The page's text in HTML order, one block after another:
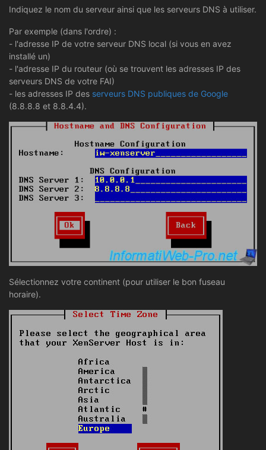
Indiquez le nom du serveur ainsi que les serveurs DNS à utiliser.
Par exemple (dans l'ordre) :
- l'adresse IP de votre serveur DNS local (si vous en avez
installé un)
- l'adresse IP du routeur (où se trouvent les adresses IP des
serveurs DNS de votre FAI)
- les adresses IP des serveurs DNS publiques de Google
(8.8.8.8 et 8.8.4.4).
Sélectionnez votre continent (pour utiliser le bon fuseau
horaire).